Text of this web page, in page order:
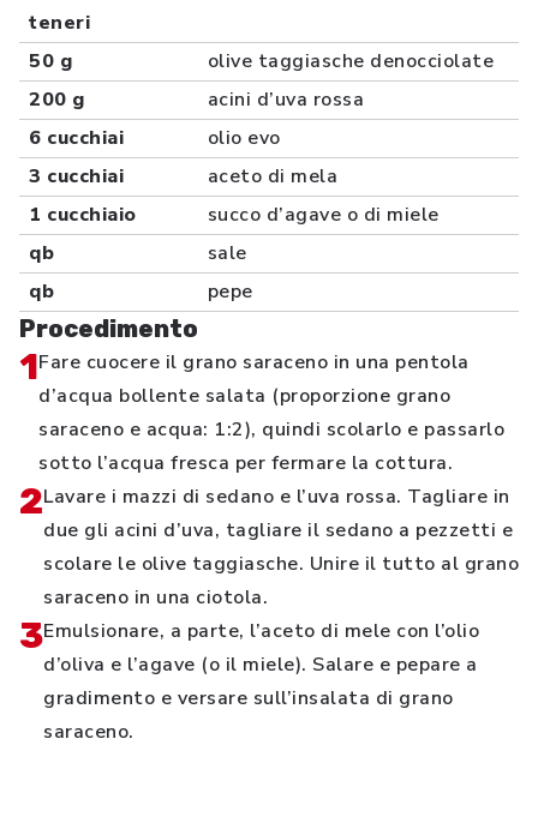
teneri
50 g
olive taggiasche denocciolate
200 g
acini d’uva rossa
6 cucchiai
olio evo
3 cucchiai
aceto di mela
1 cucchiaio
succo d’agave o di miele
qb
sale
qb
pepe
Procedimento
1Fare cuocere il grano saraceno in una pentola
d’acqua bollente salata (proporzione grano
saraceno e acqua: 1:2), quindi scolarlo e passarlo
sotto l’acqua fresca per fermare la cottura.
2Lavare i mazzi di sedano e l’uva rossa. Tagliare in
due gli acini d’uva, tagliare il sedano a pezzetti e
scolare le olive taggiasche. Unire il tutto al grano
saraceno in una ciotola.
3Emulsionare, a parte, l’aceto di mele con l’olio
d’oliva e l’agave (o il miele). Salare e pepare a
gradimento e versare sull’insalata di grano
saraceno.